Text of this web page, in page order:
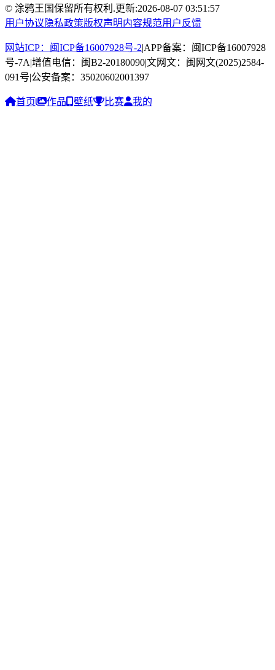
© 涂鸦王国保留所有权利.更新:2026-08-07 03:51:57
用户协议 隐私政策版权声明内容规范用户反馈
网站ICP：闽ICP备16007928号-2|APP备案：闽ICP备16007928
号-7A|增值电信：闽B2-20180090|文网文：闽网文(2025)2584-
091号|公安备案：35020602001397
首页 作品 壁纸 比赛 我的